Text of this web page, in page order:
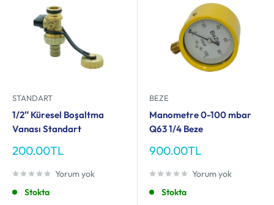
STANDART
1/2″ Küresel Boşaltma
Vanası Standart
İndirimli
200.00TL
Yorum yok
Stokta
BEZE
Manometre 0-100 mbar
Q63 1/4 Beze
İndirimli
900.00TL
Yorum yok
Stokta